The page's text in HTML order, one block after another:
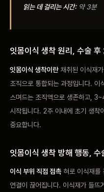
읽는 데 걸리는 시간:약 3분
잇몸이식 생착 원리, 수술
잇몸이식 생착이란채취된 이식재
조직으로 통합되는 과정입니다.
스며드는 조직액으로 생존하고,
시작됩니다. 2주 이내에 초기 생착
중요합니다.
잇몸이식 생착 방해 행동,
이식 부위 직접 접촉 혀로 이식재를
연결이 끊어집니다. 이식재가 들뜨